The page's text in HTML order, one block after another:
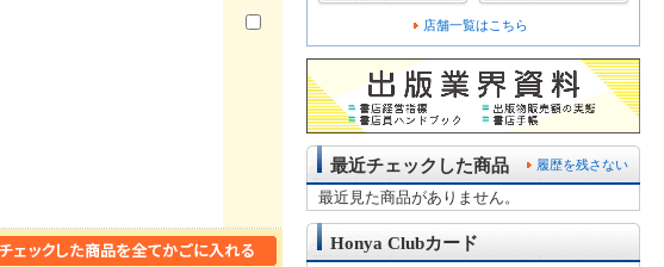
店舗一覧はこちら
履歴を残さない
最近チェックした商品
最近見た商品がありません。
Honya Clubカード